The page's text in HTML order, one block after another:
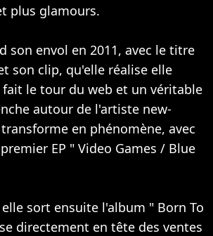
plus glamours.
son envol en 2011, avec le titre
son clip, qu'elle réalise elle
fait le tour du web et un véritable
autour de l'artiste new-
en phénomène, avec
EP " Video Games / Blue
elle sort ensuite l'album " Born To
directement en tête des ventes